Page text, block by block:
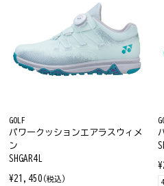
GOLF
パワークッションエアラスウィメ
ン
SHGAR4L
¥21,450 (税込)